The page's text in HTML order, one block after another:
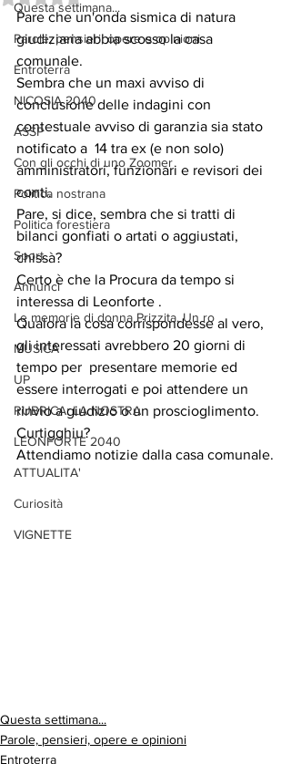
Questa settimana...
Parole, pensieri, opere e opinioni
Entroterra
NICOSIA 2040
ASSP
Con gli occhi di uno Zoomer
Politica nostrana
Politica forestiera
Sport
Annunci
Le memorie di donna Prizzita. Un ro
MUSICA
UP
RUBRICA: LA NOSTRA
LEONFORTE 2040
ATTUALITA'
Curiosità
VIGNETTE
Pare che un'onda sismica di natura
giudiziaria abbia scosso la casa
comunale.
Sembra che un maxi avviso di
conclusione delle indagini con
contestuale avviso di garanzia sia stato
notificato a  14 tra ex (e non solo)
amministratori, funzionari e revisori dei
conti.
Pare, si dice, sembra che si tratti di
bilanci gonfiati o artati o aggiustati,
chissà?
Certo è che la Procura da tempo si
interessa di Leonforte .
Qualora la cosa corrispondesse al vero,
gli interessati avrebbero 20 giorni di
tempo per  presentare memorie ed
essere interrogati e poi attendere un
rinvio a giudizio o un proscioglimento.
Curtigghiu?
Attendiamo notizie dalla casa comunale.
Questa settimana...
Parole, pensieri, opere e opinioni
Entroterra